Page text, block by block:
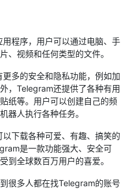
程序，用户可以通过电脑、手
、视频和任何类型的文件。
多的安全和隐私功能，例如加
，Telegram还提供了各种有用
纸等。用户可以创建自己的频
器人执行各种任务。
下载各种可爱、有趣、搞笑的
是一款功能强大、安全可
到全球数百万用户的喜爱。
很多人都在找Telegram的账号